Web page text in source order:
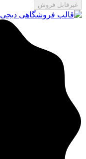
غیرقابل فروش